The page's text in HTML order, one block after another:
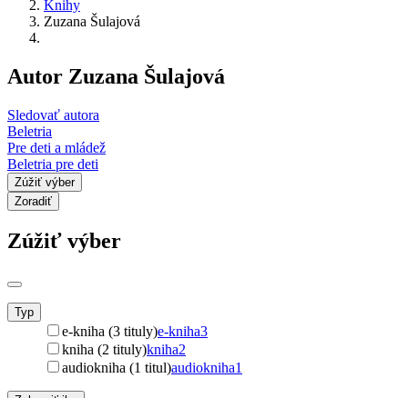
Knihy
Zuzana Šulajová
Autor Zuzana Šulajová
Sledovať autora
Beletria
Pre deti a mládež
Beletria pre deti
Zúžiť výber
Zoradiť
Zúžiť výber
Typ
e-kniha (3 tituly)e-kniha3
kniha (2 tituly)kniha2
audiokniha (1 titul)audiokniha1